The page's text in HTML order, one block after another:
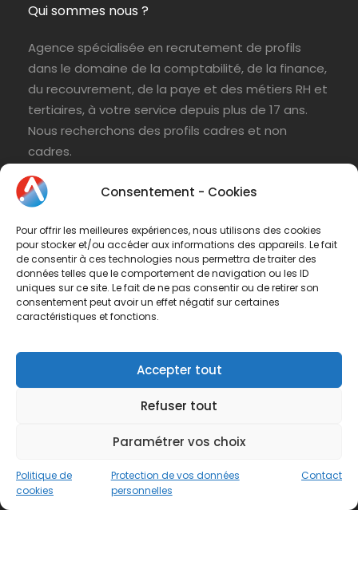
Consentement - Cookies
Pour offrir les meilleures expériences, nous utilisons des cookies
pour stocker et/ou accéder aux informations des appareils. Le fait
de consentir à ces technologies nous permettra de traiter des
données telles que le comportement de navigation ou les ID
uniques sur ce site. Le fait de ne pas consentir ou de retirer son
consentement peut avoir un effet négatif sur certaines
caractéristiques et fonctions.
Accepter tout
Refuser tout
Paramétrer vos choix
Politique de
cookies
Protection de vos données
personnelles
Contact
Qui sommes nous ?
Agence spécialisée en recrutement de profils
dans le domaine de la comptabilité, de la finance,
du recouvrement, de la paye et des métiers RH et
tertiaires, à votre service depuis plus de 17 ans.
Nous recherchons des profils cadres et non
cadres.
Nos agences vous attendent pour trouver des
postes en intérim, CDD, CDI, stage ou en
alternance. Retrouvez toutes nos offres d'emploi
sur ce site.
Liens utiles
Étude de rémunération – Comptabilité Finance
Conditions d’utilisation & Politique de
confidentialité
Conditions générales de vente
Contactez-nous
Vous avez une question ? N'hésitez pas à nous